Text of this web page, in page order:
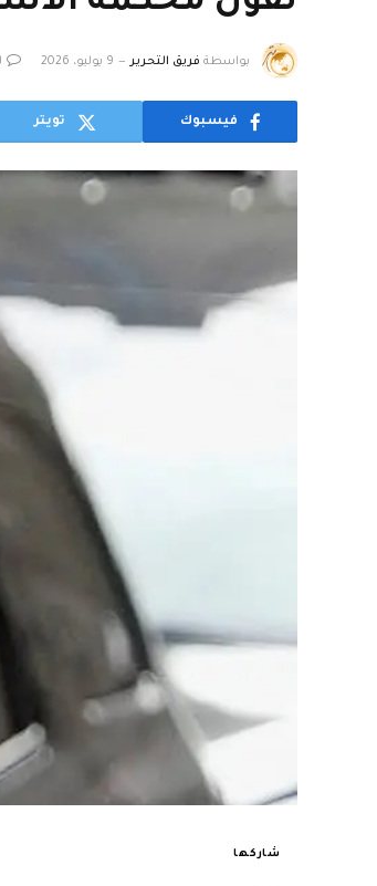
بواسطة فريق التحرير 9 يوليو، 2026
فيسبوك تويتر
شاركها